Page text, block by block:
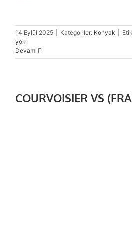
14 Eylül 2025 Kategoriler: Konyak
yok
Devamı
COURVOISIER VS